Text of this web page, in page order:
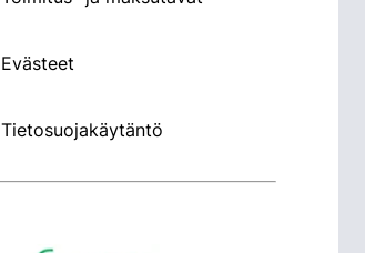
Evästeet
Tietosuojakäytäntö